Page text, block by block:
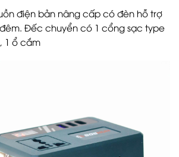
điện bản nâng cấp có đèn hỗ trợ
Đếc chuyển có 1 cổng sạc type
1 ổ cắm